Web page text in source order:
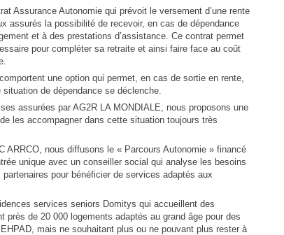
Assurance Autonomie qui prévoit le versement d’une rente
assurés la possibilité de recevoir, en cas de dépendance
et à des prestations d’assistance. Ce contrat permet
pour compléter sa retraite et ainsi faire face au coût
une option qui permet, en cas de sortie en rente,
de dépendance se déclenche.
assurées par AG2R LA MONDIALE, nous proposons une
les accompagner dans cette situation toujours très
ARRCO, nous diffusons le « Parcours Autonomie » financé
unique avec un conseiller social qui analyse les besoins
pour bénéficier de services adaptés aux
services seniors Domitys qui accueillent des
près de 20 000 logements adaptés au grand âge pour des
mais ne souhaitant plus ou ne pouvant plus rester à